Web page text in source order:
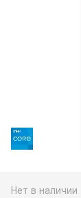
Нет в наличии